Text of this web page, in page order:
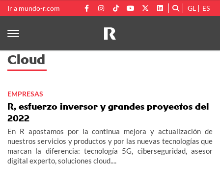
Ir a mundo-r.com GL ES
Cloud
EMPRESAS
R, esfuerzo inversor y grandes proyectos del
2022
En R apostamos por la continua mejora y actualización de
nuestros servicios y productos y por las nuevas tecnologías que
marcan la diferencia: tecnología 5G, ciberseguridad, asesor
digital experto, soluciones cloud....